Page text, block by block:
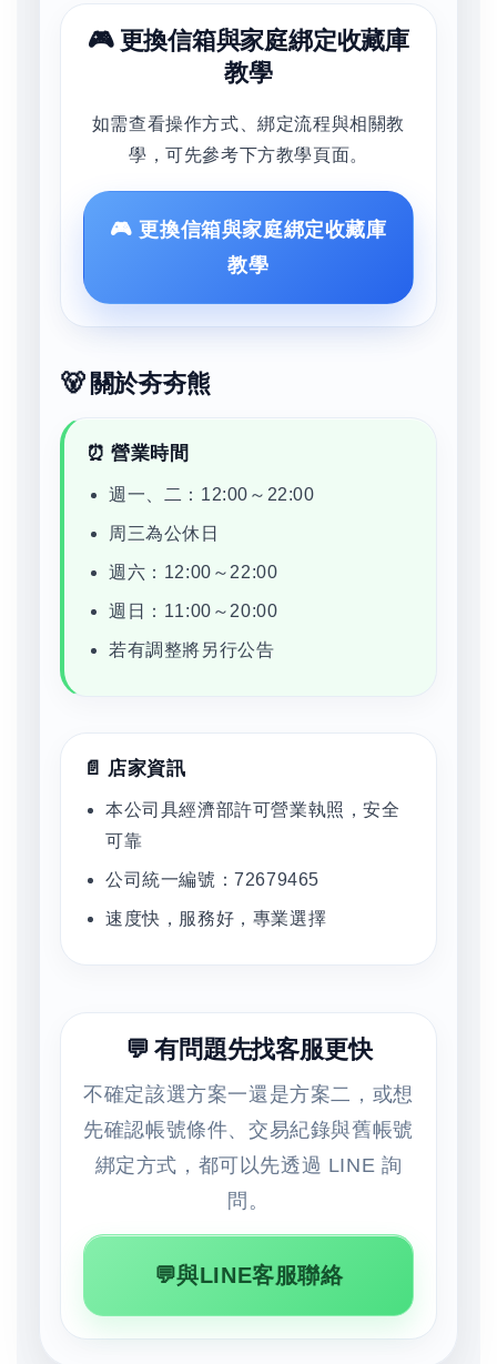
🎮 更換信箱與家庭綁定收藏庫
教學
如需查看操作方式、綁定流程與相關教
學，可先參考下方教學頁面。
🎮 更換信箱與家庭綁定收藏庫
教學
🐻 關於夯夯熊
⏰ 營業時間
週一、二：12:00～22:00
周三為公休日
週六：12:00～22:00
週日：11:00～20:00
若有調整將另行公告
📄 店家資訊
本公司具經濟部許可營業執照，安全
可靠
公司統一編號：72679465
速度快，服務好，專業選擇
💬 有問題先找客服更快
不確定該選方案一還是方案二，或想
先確認帳號條件、交易紀錄與舊帳號
綁定方式，都可以先透過 LINE 詢
問。
💬與LINE客服聯絡